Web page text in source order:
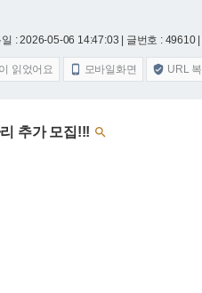
일 : 2026-05-06 14:47:03 | 글번호 : 49610
읽었어요  모바일화면  URL
추가 모집!!! 